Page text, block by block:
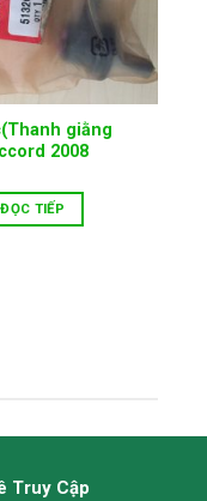
giằng
2008
ĐỌC TIẾP
Truy Cập